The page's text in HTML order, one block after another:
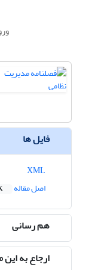
فایل ها
اصل مقاله
هم رسانی
ارجاع به این